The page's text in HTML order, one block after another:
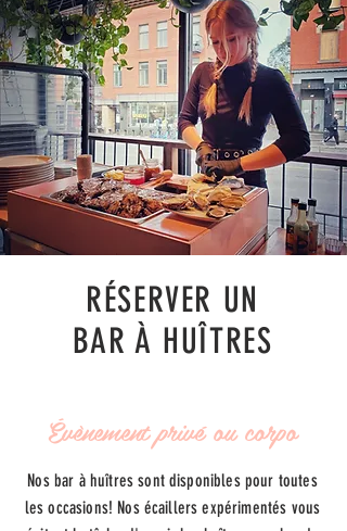
RÉSERVER UN
BAR À HUÎTRES
Évènement privé ou corpo
Nos bar à huîtres sont disponibles pour toutes
les occasions! Nos écaillers expérimentés vous